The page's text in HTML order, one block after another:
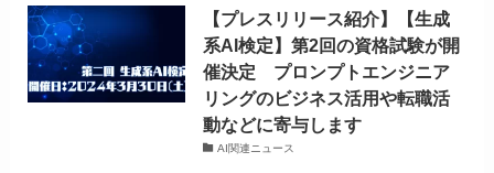
【プレスリリース紹介】【生成
系AI検定】第2回の資格試験が開
催決定 プロンプトエンジニア
リングのビジネス活用や転職活
動などに寄与します
AI関連ニュース